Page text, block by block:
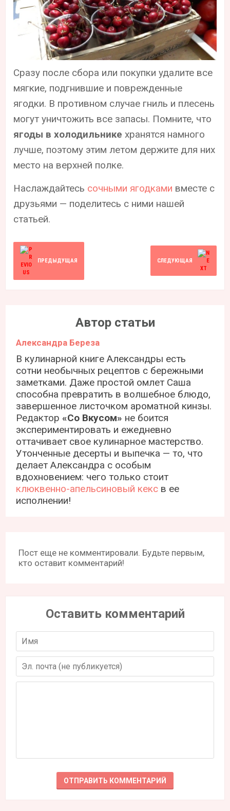
Сразу после сбора или покупки удалите все
мягкие, подгнившие и поврежденные
ягодки. В противном случае гниль и плесень
могут уничтожить все запасы. Помните, что
ягоды в холодильнике хранятся намного
лучше, поэтому этим летом держите для них
место на верхней полке.
Наслаждайтесь сочными ягодками вместе с
друзьями — поделитесь с ними нашей
статьей.
ПРЕДЫДУЩАЯ СЛЕДУЮЩАЯ
Автор статьи
Александра Береза
В кулинарной книге Александры есть
сотни необычных рецептов с бережными
заметками. Даже простой омлет Саша
способна превратить в волшебное блюдо,
завершенное листочком ароматной кинзы.
Редактор«Со Вкусом» не боится
экспериментировать и ежедневно
оттачивает свое кулинарное мастерство.
Утонченные десерты и выпечка — то, что
делает Александра с особым
вдохновением: чего только стоит
клюквенно-апельсиновый кекс в ее
исполнении!
Пост еще не комментировали. Будьте первым,
кто оставит комментарий!
Оставить комментарий